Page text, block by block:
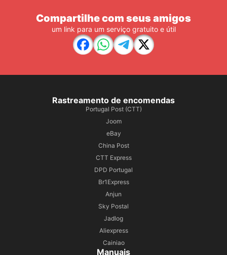
Compartilhe com seus amigos
um link para um serviço gratuito e útil
Rastreamento de encomendas
Portugal Post (CTT)
Joom
eBay
China Post
CTT Express
DPD Portugal
Br1Express
Anjun
Sky Postal
Jadlog
Aliexpress
Cainiao
Manuais